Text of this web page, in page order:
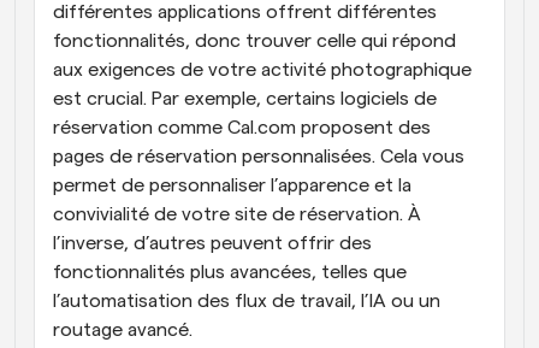
différentes applications offrent différentes
fonctionnalités, donc trouver celle qui répond
aux exigences de votre activité photographique
est crucial. Par exemple, certains logiciels de
réservation comme Cal.com proposent des
pages de réservation personnalisées. Cela vous
permet de personnaliser l’apparence et la
convivialité de votre site de réservation. À
l’inverse, d’autres peuvent offrir des
fonctionnalités plus avancées, telles que
l’automatisation des flux de travail, l’IA ou un
routage avancé.